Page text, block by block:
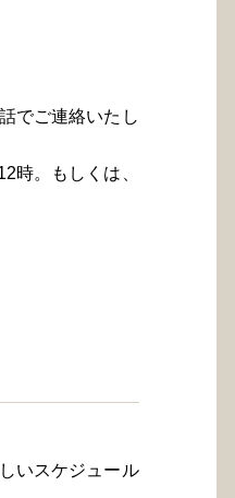
でご連絡いたし
時。もしくは、
いスケジュール